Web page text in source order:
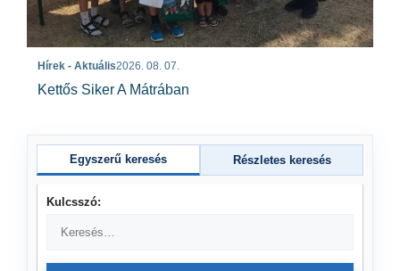
Hírek - Aktuális2026. 08. 07.
Kettős Siker A Mátrában
Egyszerű keresés Részletes keresés
Kulcsszó: